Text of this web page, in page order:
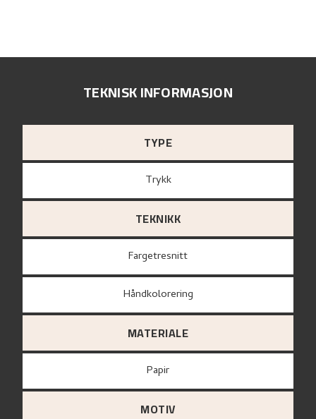
TEKNISK INFORMASJON
TYPE
Trykk
TEKNIKK
Fargetresnitt
Håndkolorering
MATERIALE
papir
MOTIV